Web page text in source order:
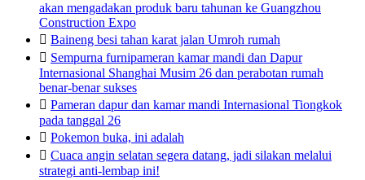
akan mengadakan produk baru tahunan ke Guangzhou
Construction Expo
 Baineng besi tahan karat jalan Umroh rumah
 Sempurna furnipameran kamar mandi dan Dapur
Internasional Shanghai Musim 26 dan perabotan rumah
benar-benar sukses
 Pameran dapur dan kamar mandi Internasional Tiongkok
pada tanggal 26
 Pokemon buka, ini adalah
 Cuaca angin selatan segera datang, jadi silakan melalui
strategi anti-lembap ini!